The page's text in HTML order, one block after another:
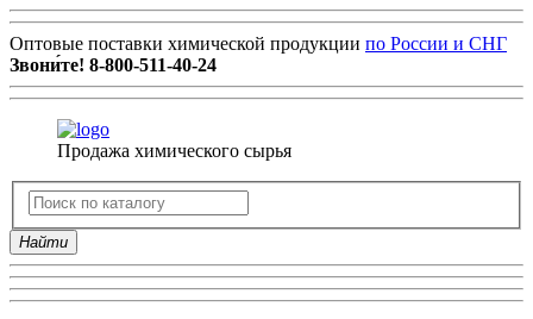
Оптовые поставки химической продукции по России и СНГ
Звони́те! 8-800-511-40-24
Продажа химического сырья
Найти